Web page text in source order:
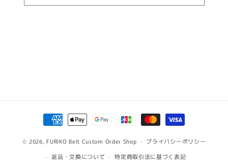
利
用
可
能
© 2026,FURIKO Belt Custom Order Shop
プライバシーポリシー
返品・交換について
特定商取引法に基づく表記